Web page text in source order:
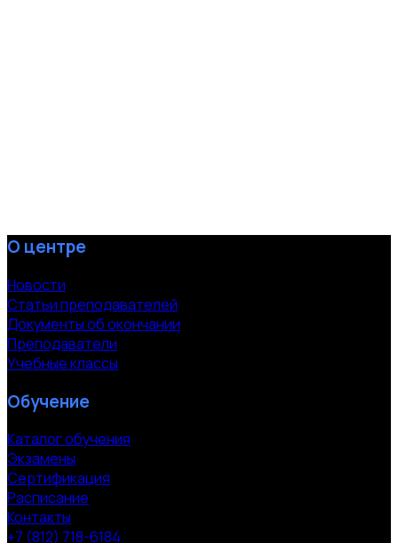
О центре
Новости
Статьи преподавателей
Документы об окончании
Преподаватели
Учебные классы
Обучение
Каталог обучения
Экзамены
Сертификация
Расписание
Контакты
+7 (812) 718-6184